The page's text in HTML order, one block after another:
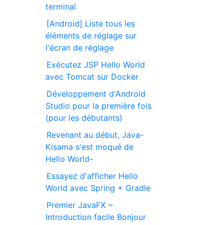
terminal
[Android] Liste tous les
éléments de réglage sur
l'écran de réglage
Exécutez JSP Hello World
avec Tomcat sur Docker
Développement d'Android
Studio pour la première fois
(pour les débutants)
Revenant au début, Java-
Kisama s'est moqué de
Hello World-
Essayez d'afficher Hello
World avec Spring + Gradle
Premier JavaFX ~
Introduction facile Bonjour